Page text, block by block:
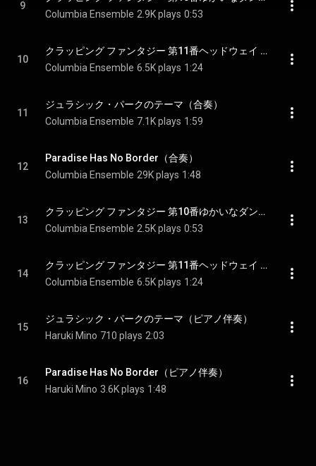
9
Columbia Ensemble 2.9K plays 0:53
10
クラッピング ファンタジー 第11番ヘッドウェイ ～力の限り前へ～（手拍子(足踏み)×2＋木琴＋ビブラフォーン）
Columbia Ensemble 6.5K plays 1:24
11
ジュラシック・パークのテーマ（合奏）
Columbia Ensemble 7.1K plays 1:59
12
Paradise Has No Border（合奏）
Columbia Ensemble 29K plays 1:48
13
クラッピング ファンタジー 第10番ゆかいなダンス（伴奏　キーボード＋ピアノ）
Columbia Ensemble 2.5K plays 0:53
14
クラッピング ファンタジー 第11番ヘッドウェイ ～力の限り前へ～（伴奏 木琴＋ビブラフォーン＋ピアノ）
Columbia Ensemble 6.5K plays 1:24
15
ジュラシック・パークのテーマ（ピアノ伴奏）
Haruki Mino 710 plays 2:03
16
Paradise Has No Border（ピアノ伴奏）
Haruki Mino 3.6K plays 1:48